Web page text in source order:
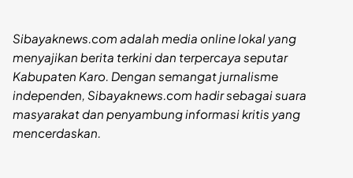
Sibayaknews.com adalah media online lokal yang
menyajikan berita terkini dan terpercaya seputar
Kabupaten Karo. Dengan semangat jurnalisme
independen, Sibayaknews.com hadir sebagai suara
masyarakat dan penyambung informasi kritis yang
mencerdaskan.